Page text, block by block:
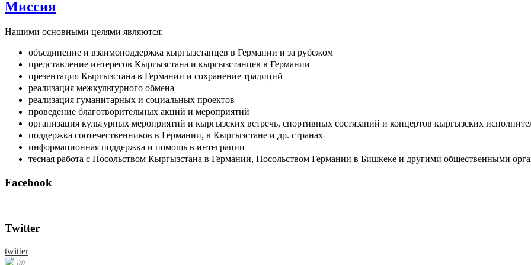
Миссия
Нашими основными целями являются:
объединение и взаимоподдержка кыргызстанцев в Германии и за рубежом
представление интересов Кыргызстана и кыргызстанцев в Германии
презентация Кыргызстана в Германии и сохранение традиций
реализация межкультурного обмена
реализация гуманитарных и социальных проектов
проведение благотворительных акций и мероприятий
организация культурных мероприятий и кыргызских встречь, спортивных состязаний и концертов кыргызских
поддержка соотечественников в Германии, в Кыргызстане и др. странах
информационная поддержка и помощь в интеграции
тесная работа с Посольством Кыргызстана в Германии, Посольством Германии в Бишкеке и другими общественными
Facebook
Twitter
twitter